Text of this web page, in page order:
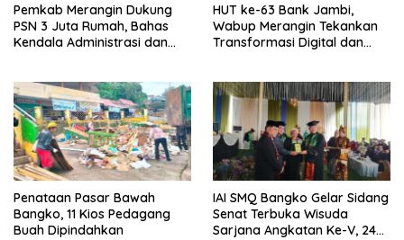
Pemkab Merangin Dukung
PSN 3 Juta Rumah, Bahas
Kendala Administrasi dan
HUT ke-63 Bank Jambi,
Wabup Merangin Tekankan
Transformasi Digital dan
Penataan Pasar Bawah
Bangko, 11 Kios Pedagang
Buah Dipindahkan
IAI SMQ Bangko Gelar Sidang
Senat Terbuka Wisuda
Sarjana Angkatan Ke-V, 243